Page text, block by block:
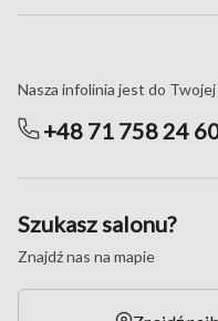
Nasza infolinia jest do
+48 71 758 24
Szukasz salonu?
Znajdź nas na mapie